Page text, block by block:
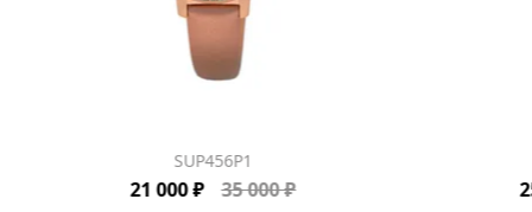
SUP456P1
21 000 ₽ 35 000 ₽